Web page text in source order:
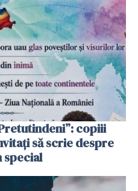
copiii
să scrie despre
special